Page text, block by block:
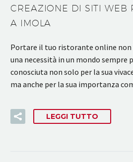
CREAZIONE DI SITI WEB
A IMOLA
Portare il tuo ristorante online non
una necessità in un mondo sempre
conosciuta non solo per la sua
ma anche per la sua importanza
LEGGI TUTTO